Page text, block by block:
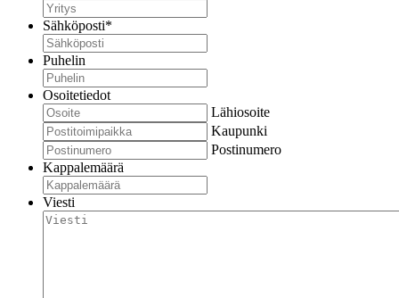
Sähköposti*
Puhelin
Osoitetiedot
Lähiosoite
Kaupunki
Postinumero
Kappalemäärä
Viesti